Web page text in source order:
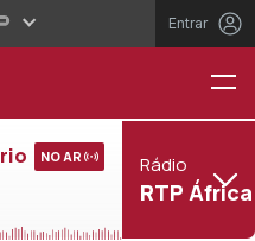
Entrar
NO AR Rádio
RTP África